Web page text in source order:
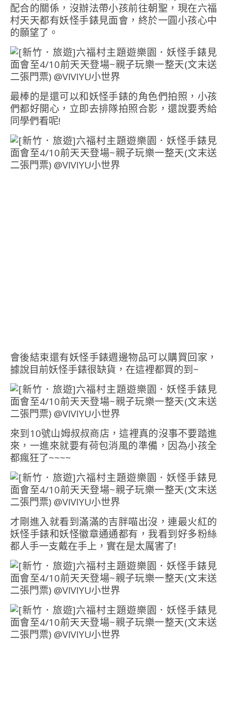
配合的關係，沒辦法帶小孩前往朝聖，現在六福
村天天都有妖怪手錶見面會，終於一圓小孩心中
的願望了。
最棒的是還可以和妖怪手錶的角色們拍照，小孩
們都好開心，立即去排隊拍照合影，還說要秀給
同學們看呢!
會後結束還有妖怪手錶週邊物品可以購買回家，
據說目前妖怪手錶很缺貨，在這裡都買的到~
來到10號山姆叔叔商店，這裡真的沒事不要踏進
來，一進來就要有荷包消風的準備，因為小孩全
都瘋狂了~~~~
才剛進入就看到滿滿的吉胖喵出沒，連最火紅的
妖怪手錶和妖怪徽章通通都有，我看到好多粉絲
都人手一支戴在手上，實在是太厲害了!